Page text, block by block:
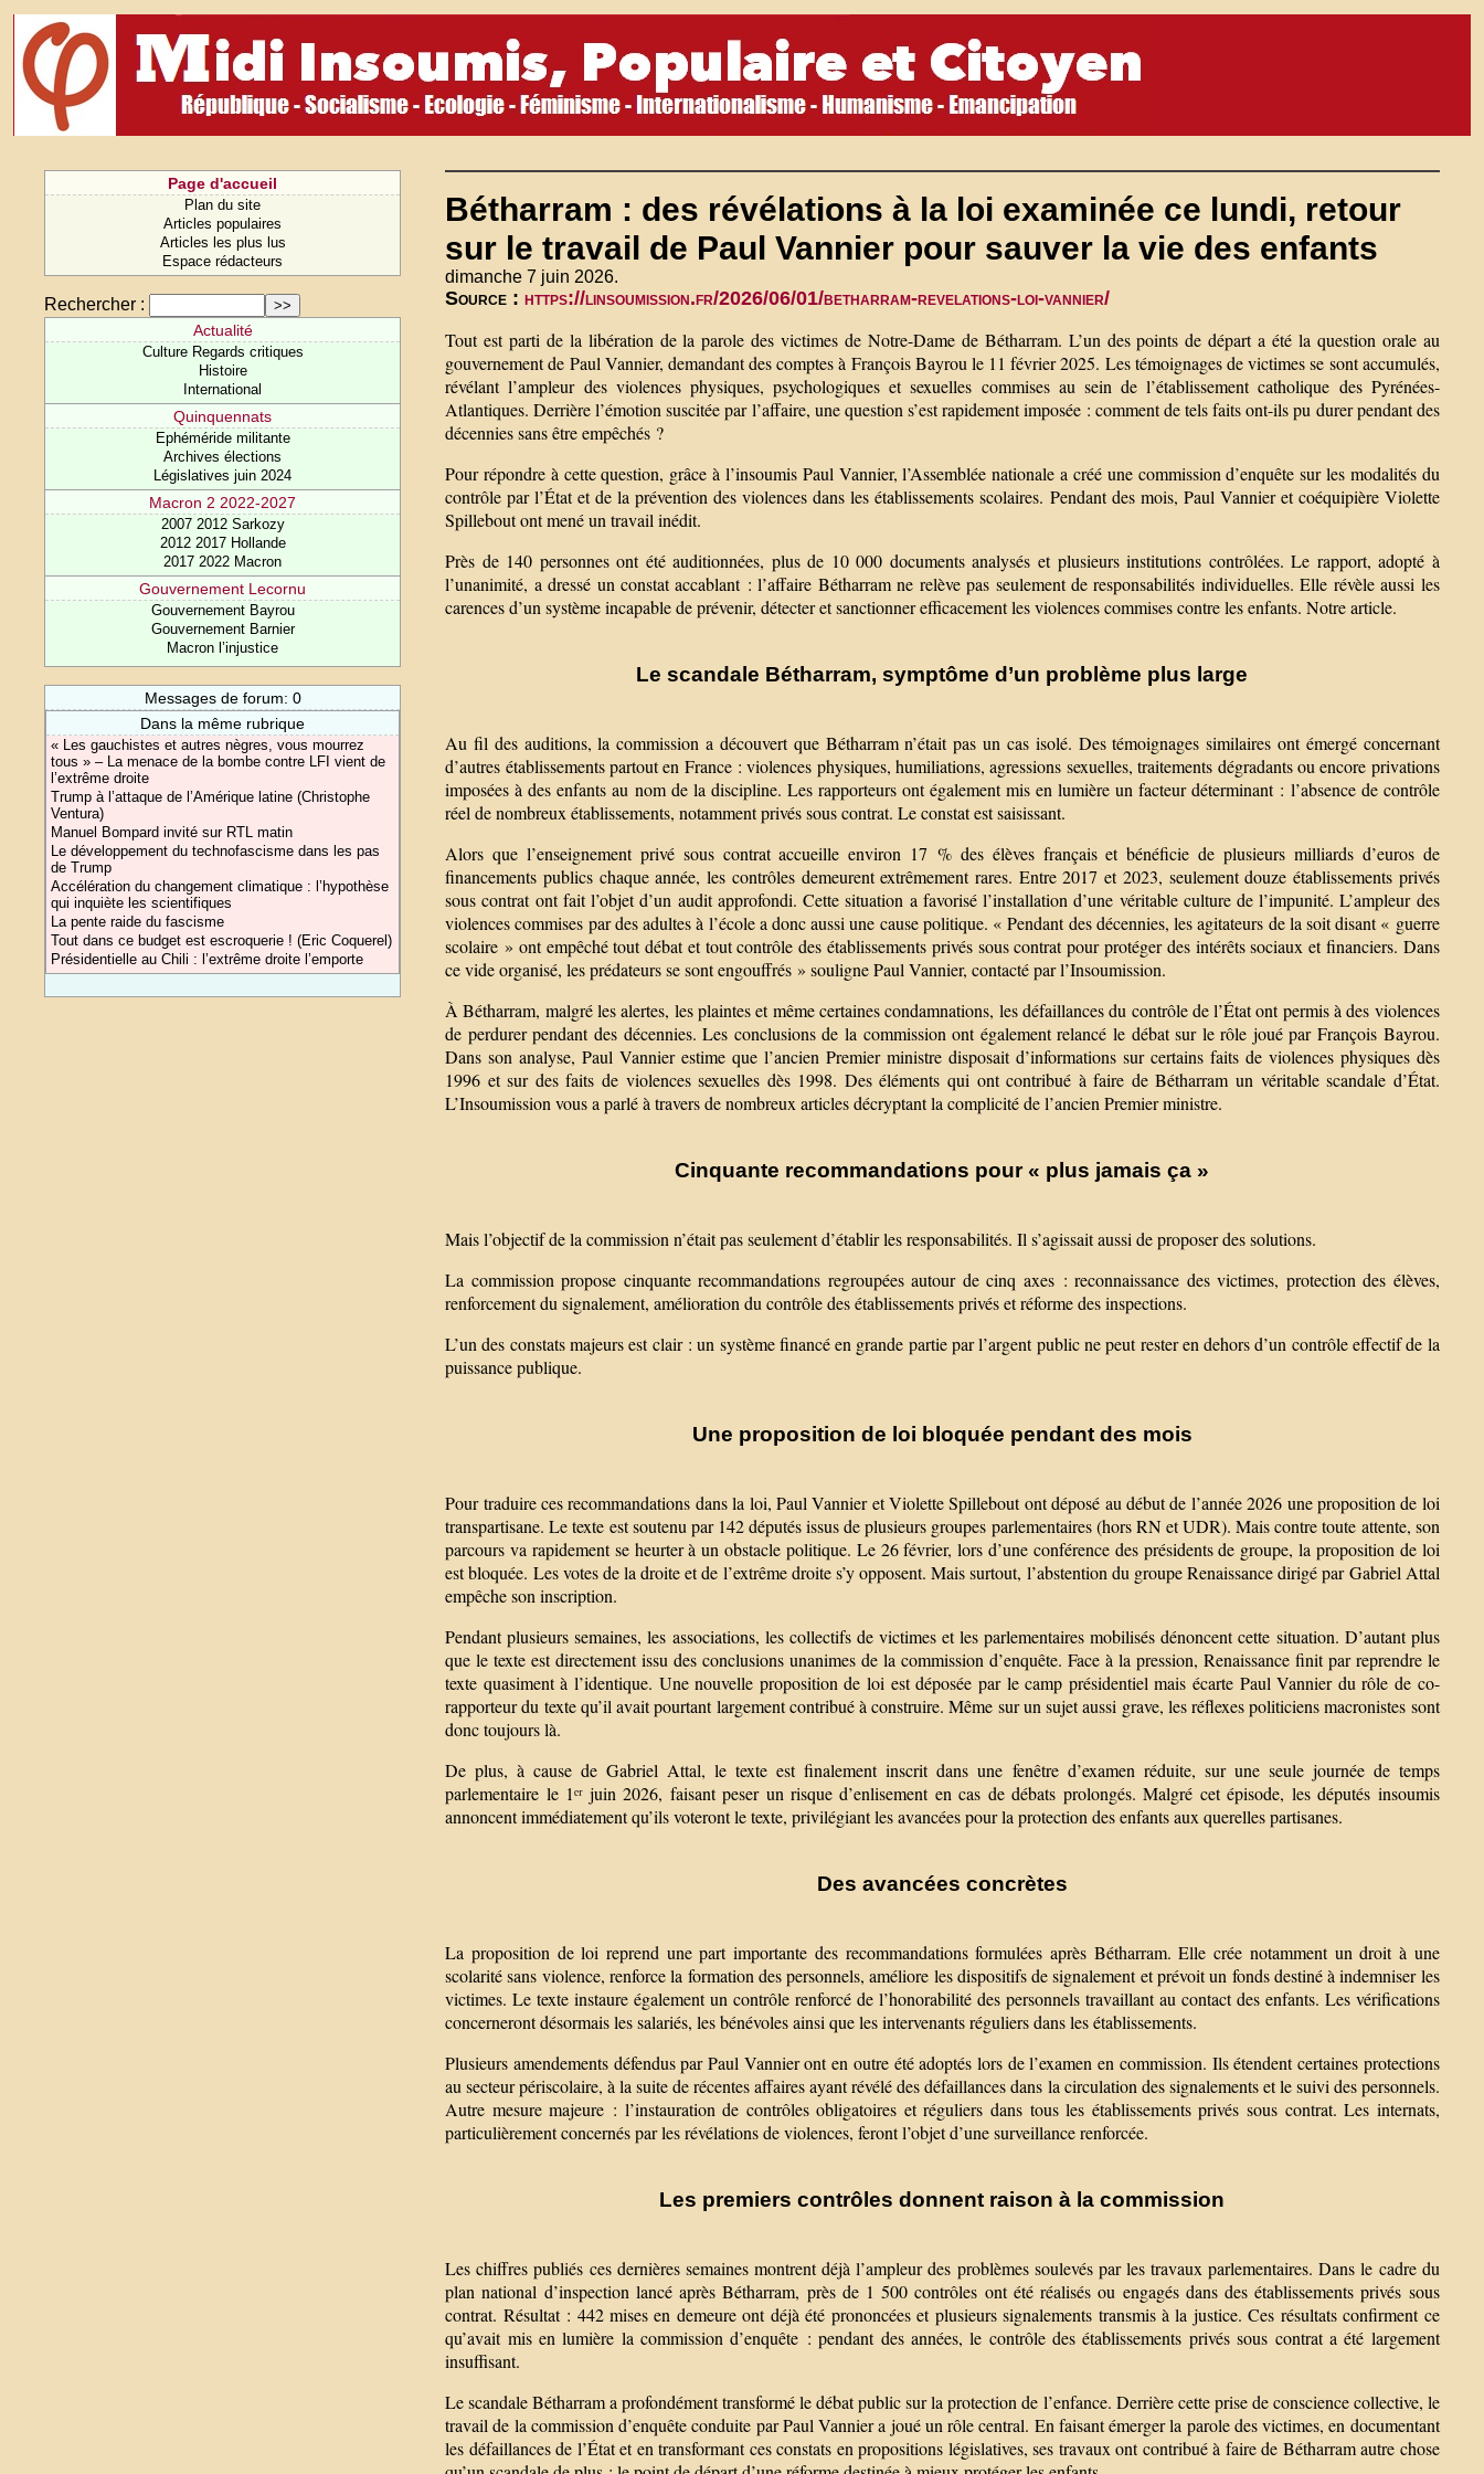
Page d'accueil
Plan du site
Articles populaires
Articles les plus lus
Espace rédacteurs
Rechercher :
Actualité
Culture Regards critiques
Histoire
International
Quinquennats
Ephéméride militante
Archives élections
Législatives juin 2024
Macron 2 2022-2027
2007 2012 Sarkozy
2012 2017 Hollande
2017 2022 Macron
Gouvernement Lecornu
Gouvernement Bayrou
Gouvernement Barnier
Macron l’injustice
Messages de forum: 0
Dans la même rubrique
« Les gauchistes et autres nègres, vous mourrez
tous » – La menace de la bombe contre LFI vient de
l’extrême droite
Trump à l’attaque de l’Amérique latine (Christophe
Ventura)
Manuel Bompard invité sur RTL matin
Le développement du technofascisme dans les pas
de Trump
Accélération du changement climatique : l’hypothèse
qui inquiète les scientifiques
La pente raide du fascisme
Tout dans ce budget est escroquerie ! (Eric Coquerel)
Présidentielle au Chili : l’extrême droite l’emporte
Bétharram : des révélations à la loi examinée ce lundi, retour
sur le travail de Paul Vannier pour sauver la vie des enfants
dimanche 7 juin 2026.
Source :https://linsoumission.fr/2026/06/01/betharram-revelations-loi-vannier/
Tout est parti de la libération de la parole des victimes de Notre-Dame de Bétharram. L’un des points de départ a été la question orale au
gouvernement de Paul Vannier, demandant des comptes à François Bayrou le 11 février 2025. Les témoignages de victimes se sont accumulés,
révélant l’ampleur des violences physiques, psychologiques et sexuelles commises au sein de l’établissement catholique des Pyrénées-
Atlantiques. Derrière l’émotion suscitée par l’affaire, une question s’est rapidement imposée : comment de tels faits ont-ils pu durer pendant des
décennies sans être empêchés ?
Pour répondre à cette question, grâce à l’insoumis Paul Vannier, l’Assemblée nationale a créé une commission d’enquête sur les modalités du
contrôle par l’État et de la prévention des violences dans les établissements scolaires. Pendant des mois, Paul Vannier et coéquipière Violette
Spillebout ont mené un travail inédit.
Près de 140 personnes ont été auditionnées, plus de 10 000 documents analysés et plusieurs institutions contrôlées. Le rapport, adopté à
l’unanimité, a dressé un constat accablant : l’affaire Bétharram ne relève pas seulement de responsabilités individuelles. Elle révèle aussi les
carences d’un système incapable de prévenir, détecter et sanctionner efficacement les violences commises contre les enfants. Notre article.
Le scandale Bétharram, symptôme d’un problème plus large
Au fil des auditions, la commission a découvert que Bétharram n’était pas un cas isolé. Des témoignages similaires ont émergé concernant
d’autres établissements partout en France : violences physiques, humiliations, agressions sexuelles, traitements dégradants ou encore privations
imposées à des enfants au nom de la discipline. Les rapporteurs ont également mis en lumière un facteur déterminant : l’absence de contrôle
réel de nombreux établissements, notamment privés sous contrat. Le constat est saisissant.
Alors que l’enseignement privé sous contrat accueille environ 17 % des élèves français et bénéficie de plusieurs milliards d’euros de
financements publics chaque année, les contrôles demeurent extrêmement rares. Entre 2017 et 2023, seulement douze établissements privés
sous contrat ont fait l’objet d’un audit approfondi. Cette situation a favorisé l’installation d’une véritable culture de l’impunité. L’ampleur des
violences commises par des adultes à l’école a donc aussi une cause politique. « Pendant des décennies, les agitateurs de la soit disant « guerre
scolaire » ont empêché tout débat et tout contrôle des établissements privés sous contrat pour protéger des intérêts sociaux et financiers. Dans
ce vide organisé, les prédateurs se sont engouffrés » souligne Paul Vannier, contacté par l’Insoumission.
À Bétharram, malgré les alertes, les plaintes et même certaines condamnations, les défaillances du contrôle de l’État ont permis à des violences
de perdurer pendant des décennies. Les conclusions de la commission ont également relancé le débat sur le rôle joué par François Bayrou.
Dans son analyse, Paul Vannier estime que l’ancien Premier ministre disposait d’informations sur certains faits de violences physiques dès
1996 et sur des faits de violences sexuelles dès 1998. Des éléments qui ont contribué à faire de Bétharram un véritable scandale d’État.
L’Insoumission vous a parlé à travers de nombreux articles décryptant la complicité de l’ancien Premier ministre.
Cinquante recommandations pour « plus jamais ça »
Mais l’objectif de la commission n’était pas seulement d’établir les responsabilités. Il s’agissait aussi de proposer des solutions.
La commission propose cinquante recommandations regroupées autour de cinq axes : reconnaissance des victimes, protection des élèves,
renforcement du signalement, amélioration du contrôle des établissements privés et réforme des inspections.
L’un des constats majeurs est clair : un système financé en grande partie par l’argent public ne peut rester en dehors d’un contrôle effectif de la
puissance publique.
Une proposition de loi bloquée pendant des mois
Pour traduire ces recommandations dans la loi, Paul Vannier et Violette Spillebout ont déposé au début de l’année 2026 une proposition de loi
transpartisane. Le texte est soutenu par 142 députés issus de plusieurs groupes parlementaires (hors RN et UDR). Mais contre toute attente, son
parcours va rapidement se heurter à un obstacle politique. Le 26 février, lors d’une conférence des présidents de groupe, la proposition de loi
est bloquée. Les votes de la droite et de l’extrême droite s’y opposent. Mais surtout, l’abstention du groupe Renaissance dirigé par Gabriel Attal
empêche son inscription.
Pendant plusieurs semaines, les associations, les collectifs de victimes et les parlementaires mobilisés dénoncent cette situation. D’autant plus
que le texte est directement issu des conclusions unanimes de la commission d’enquête. Face à la pression, Renaissance finit par reprendre le
texte quasiment à l’identique. Une nouvelle proposition de loi est déposée par le camp présidentiel mais écarte Paul Vannier du rôle de co-
rapporteur du texte qu’il avait pourtant largement contribué à construire. Même sur un sujet aussi grave, les réflexes politiciens macronistes sont
donc toujours là.
De plus, à cause de Gabriel Attal, le texte est finalement inscrit dans une fenêtre d’examen réduite, sur une seule journée de temps
parlementaire le 1ᵉʳ juin 2026, faisant peser un risque d’enlisement en cas de débats prolongés. Malgré cet épisode, les députés insoumis
annoncent immédiatement qu’ils voteront le texte, privilégiant les avancées pour la protection des enfants aux querelles partisanes.
Des avancées concrètes
La proposition de loi reprend une part importante des recommandations formulées après Bétharram. Elle crée notamment un droit à une
scolarité sans violence, renforce la formation des personnels, améliore les dispositifs de signalement et prévoit un fonds destiné à indemniser les
victimes. Le texte instaure également un contrôle renforcé de l’honorabilité des personnels travaillant au contact des enfants. Les vérifications
concerneront désormais les salariés, les bénévoles ainsi que les intervenants réguliers dans les établissements.
Plusieurs amendements défendus par Paul Vannier ont en outre été adoptés lors de l’examen en commission. Ils étendent certaines protections
au secteur périscolaire, à la suite de récentes affaires ayant révélé des défaillances dans la circulation des signalements et le suivi des personnels.
Autre mesure majeure : l’instauration de contrôles obligatoires et réguliers dans tous les établissements privés sous contrat. Les internats,
particulièrement concernés par les révélations de violences, feront l’objet d’une surveillance renforcée.
Les premiers contrôles donnent raison à la commission
Les chiffres publiés ces dernières semaines montrent déjà l’ampleur des problèmes soulevés par les travaux parlementaires. Dans le cadre du
plan national d’inspection lancé après Bétharram, près de 1 500 contrôles ont été réalisés ou engagés dans des établissements privés sous
contrat. Résultat : 442 mises en demeure ont déjà été prononcées et plusieurs signalements transmis à la justice. Ces résultats confirment ce
qu’avait mis en lumière la commission d’enquête : pendant des années, le contrôle des établissements privés sous contrat a été largement
insuffisant.
Le scandale Bétharram a profondément transformé le débat public sur la protection de l’enfance. Derrière cette prise de conscience collective, le
travail de la commission d’enquête conduite par Paul Vannier a joué un rôle central. En faisant émerger la parole des victimes, en documentant
les défaillances de l’État et en transformant ces constats en propositions législatives, ses travaux ont contribué à faire de Bétharram autre chose